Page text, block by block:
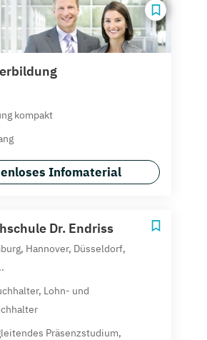
kompakt
Infomaterial
Dr. Endriss
Hannover, Düsseldorf,
Lohn- und
Präsenzstudium,